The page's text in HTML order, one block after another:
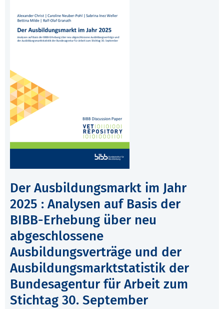
Der Ausbildungsmarkt im Jahr
2025 : Analysen auf Basis der
BIBB-Erhebung über neu
abgeschlossene
Ausbildungsverträge und der
Ausbildungsmarktstatistik der
Bundesagentur für Arbeit zum
Stichtag 30. September